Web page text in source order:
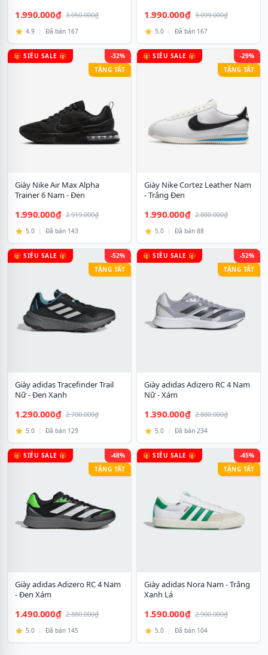
1.990.000₫ 3.050.000₫
4.9 | Đã bán 167
1.990.000₫ 3.099.000₫
5.0 | Đã bán 167
🎁 SIÊU SALE 🎁
-32%
TẶNG TẤT
Giày Nike Air Max Alpha
Trainer 6 Nam - Đen
1.990.000₫ 2.919.000₫
5.0 | Đã bán 143
🎁 SIÊU SALE 🎁
-29%
TẶNG TẤT
Giày Nike Cortez Leather Nam
- Trắng Đen
1.990.000₫ 2.800.000₫
5.0 | Đã bán 88
🎁 SIÊU SALE 🎁
-52%
TẶNG TẤT
Giày adidas Tracefinder Trail
Nữ - Đen Xanh
1.290.000₫ 2.700.000₫
5.0 | Đã bán 129
🎁 SIÊU SALE 🎁
-52%
TẶNG TẤT
Giày adidas Adizero RC 4 Nam
Nữ - Xám
1.390.000₫ 2.880.000₫
5.0 | Đã bán 234
🎁 SIÊU SALE 🎁
-48%
TẶNG TẤT
Giày adidas Adizero RC 4 Nam
- Đen Xám
1.490.000₫ 2.880.000₫
5.0 | Đã bán 145
🎁 SIÊU SALE 🎁
-45%
TẶNG TẤT
Giày adidas Nora Nam - Trắng
Xanh Lá
1.590.000₫ 2.900.000₫
5.0 | Đã bán 104